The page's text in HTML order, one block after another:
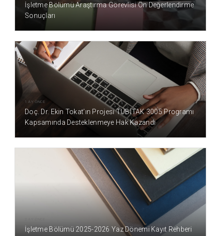
İşletme Bölümü Araştırma Görevlisi Ön Değerlendirme
Sonuçları
1 AY ÖNCE
Doç. Dr. Ekin Tokat’ın Projesi TÜBİTAK 3005 Programı
Kapsamında Desteklenmeye Hak Kazandı
İşletme Bölümü 2025-2026 Yaz Dönemi Kayıt Rehberi